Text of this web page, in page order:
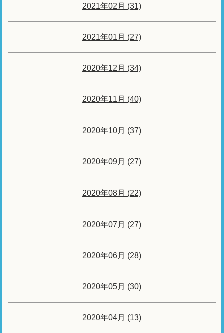
2021年02月 (31)
2021年01月 (27)
2020年12月 (34)
2020年11月 (40)
2020年10月 (37)
2020年09月 (27)
2020年08月 (22)
2020年07月 (27)
2020年06月 (28)
2020年05月 (30)
2020年04月 (13)